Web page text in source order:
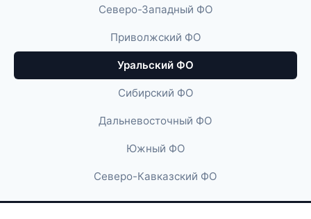
Северо-Западный ФО
Приволжский ФО
Уральский ФО
Сибирский ФО
Дальневосточный ФО
Южный ФО
Северо-Кавказский ФО